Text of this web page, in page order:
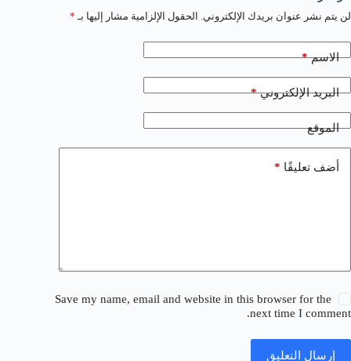
لن يتم نشر عنوان بريدك الإلكتروني. الحقول الإلزامية مشار إليها بـ *
الاسم*
البريد الإلكتروني*
الموقع
أضف تعليقًا *
Save my name, email and website in this browser for the
next time I comment.
إرسال التعليق